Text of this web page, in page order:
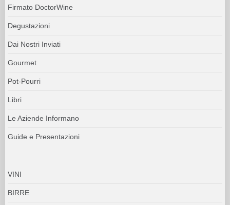
Firmato DoctorWine
Degustazioni
Dai Nostri Inviati
Gourmet
Pot-Pourri
Libri
Le Aziende Informano
Guide e Presentazioni
VINI
BIRRE